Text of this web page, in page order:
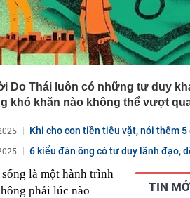
Do Thái luôn có những tư duy
khó khăn nào không thể vượt
Khi cho con tiền tiêu vặt, nói thêm
6 kiểu đàn ông có tư duy lãnh đạo,
TIN
là một hành trình
phải lúc nào